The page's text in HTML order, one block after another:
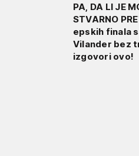
PA, DA LI JE
STVARNO
epskih finala
Vilander bez
izgovori ovo!